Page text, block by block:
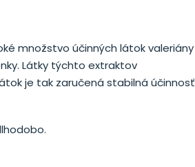
množstvo účinných látok valeriány
Látky týchto extraktov
je tak zaručená stabilná účinnosť